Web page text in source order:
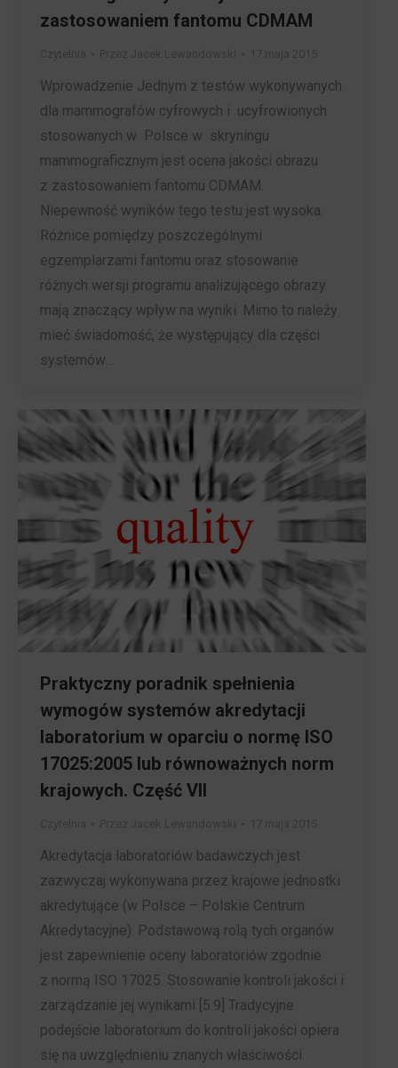
zastosowaniem fantomu CDMAM
Wprowadzenie Jednym z testów wykonywanych
dla mammografów cyfrowych i ucyfrowionych
stosowanych w Polsce w skryningu
mammograficznym jest ocena jakości obrazu
z zastosowaniem fantomu CDMAM.
Niepewność wyników tego testu jest wysoka.
Różnice pomiędzy poszczególnymi
egzemplarzami fantomu oraz stosowanie
różnych wersji programu analizującego obrazy
mają znaczący wpływ na wyniki. Mimo to należy
mieć świadomość, że występujący dla części
systemów…
Praktyczny poradnik spełnienia
wymogów systemów akredytacji
laboratorium w oparciu o normę ISO
17025:2005 lub równoważnych norm
krajowych. Część VII
Akredytacja laboratoriów badawczych jest
zazwyczaj wykonywana przez krajowe jednostki
akredytujące (w Polsce – Polskie Centrum
Akredytacyjne). Podstawową rolą tych organów
jest zapewnienie oceny laboratoriów zgodnie
z normą ISO 17025. Stosowanie kontroli jakości i
zarządzanie jej wynikami [5.9] Tradycyjne
podejście laboratorium do kontroli jakości opiera
się na uwzględnieniu znanych właściwości